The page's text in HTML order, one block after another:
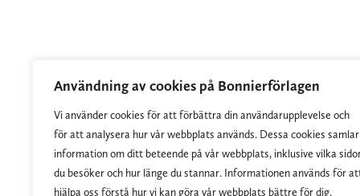
Användning av cookies på Bonnierförlagen
Vi använder cookies för att förbättra din användarupplevelse och
för att analysera hur vår webbplats används. Dessa cookies samlar
information om ditt beteende på vår webbplats, inklusive vilka
du besöker och hur länge du stannar. Informationen används för
hjälpa oss förstå hur vi kan göra vår webbplats bättre för dig.